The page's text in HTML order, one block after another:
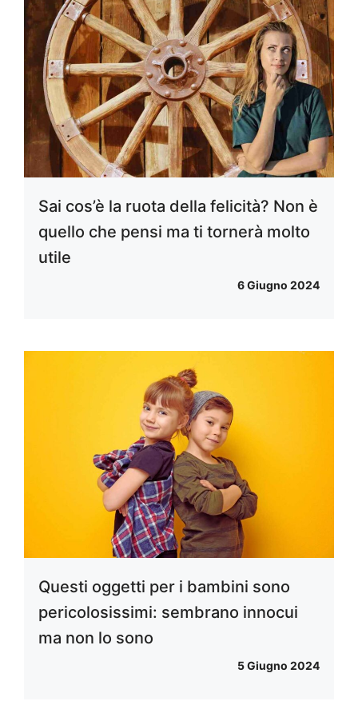
Sai cos’è la ruota della felicità? Non è
quello che pensi ma ti tornerà molto
utile
6 Giugno 2024
Questi oggetti per i bambini sono
pericolosissimi: sembrano innocui
ma non lo sono
5 Giugno 2024